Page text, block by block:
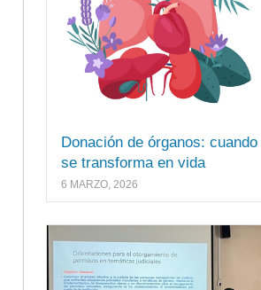
Donación de órganos:
se transforma en vida
6 MARZO, 2026